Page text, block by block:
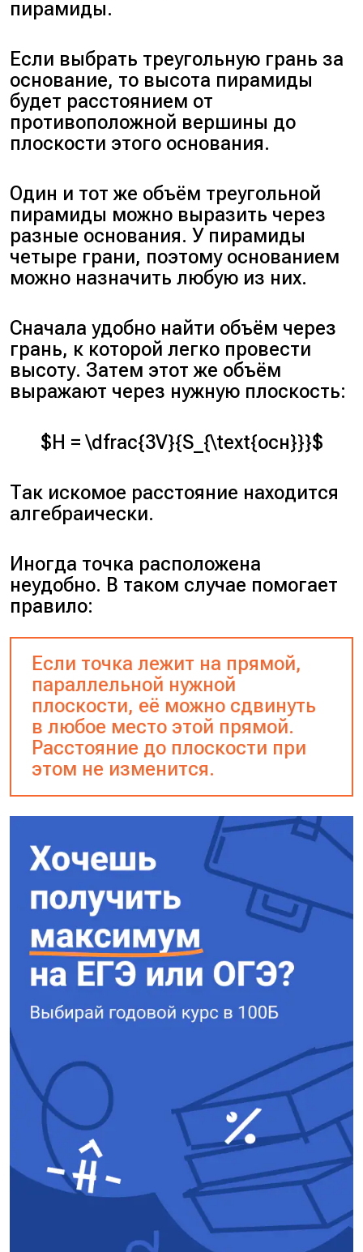
пирамиды.
Если выбрать треугольную грань за
основание, то высота пирамиды
будет расстоянием от
противоположной вершины до
плоскости этого основания.
Один и тот же объём треугольной
пирамиды можно выразить через
разные основания. У пирамиды
четыре грани, поэтому основанием
можно назначить любую из них.
Сначала удобно найти объём через
грань, к которой легко провести
высоту. Затем этот же объём
выражают через нужную плоскость:
$H = \dfrac{3V}{S_{\text{осн}}}$
Так искомое расстояние находится
алгебраически.
Иногда точка расположена
неудобно. В таком случае помогает
правило:
Если точка лежит на прямой,
параллельной нужной
плоскости, её можно сдвинуть
в любое место этой прямой.
Расстояние до плоскости при
этом не изменится.